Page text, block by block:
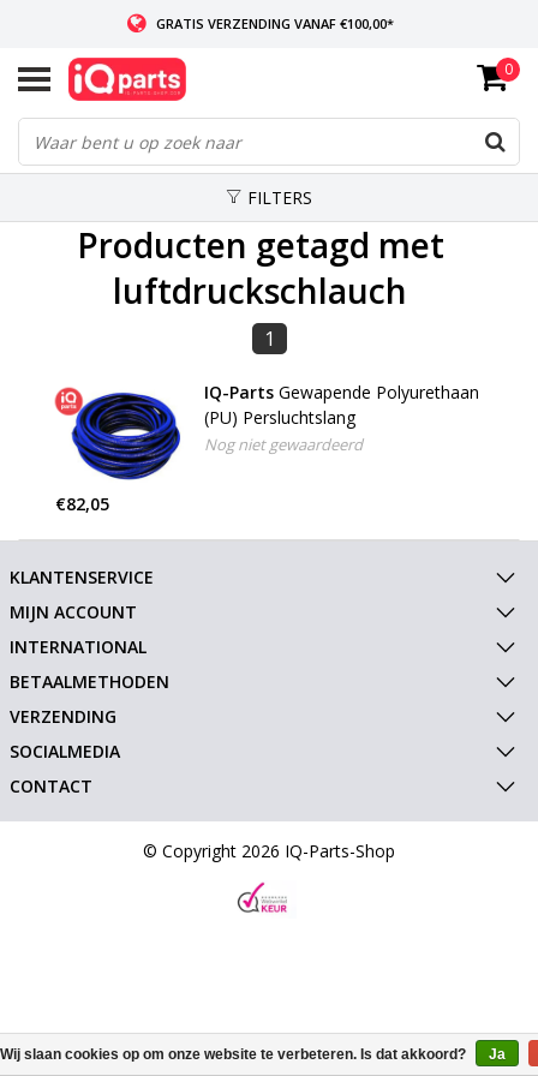
GRATIS VERZENDING VANAF €100,00*
INDIEN VOORRADIG: VOOR 14:00 BESTELD, ZELFDE DAG VERZONDEN
WERELDWIJDE LEVERING
0
FILTERS
Producten getagd met
luftdruckschlauch
1
IQ-Parts Gewapende Polyurethaan
(PU) Persluchtslang
Nog niet gewaardeerd
€82,05
KLANTENSERVICE
MIJN ACCOUNT
INTERNATIONAL
BETAALMETHODEN
VERZENDING
SOCIALMEDIA
CONTACT
© Copyright 2026 IQ-Parts-Shop
Wij slaan cookies op om onze website te verbeteren. Is dat akkoord? Ja